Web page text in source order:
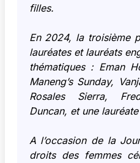
filles.
En 2024, la troisième
lauréates et lauréats
thématiques : Eman
Maneng’s Sunday,
Rosales Sierra,
Duncan, et une
A l’occasion de la
droits des femmes